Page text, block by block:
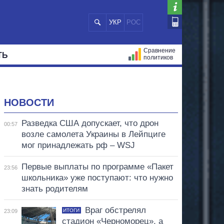
УКР РОС
Сравнение
политиков
НОВОСТИ
00:57
Разведка США допускает, что дрон
возле самолета Украины в Лейпциге
мог принадлежать рф – WSJ
23:56
Первые выплаты по программе «Пакет
школьника» уже поступают: что нужно
знать родителям
23:09 ИТОГИ
Враг обстрелял
стадион «Черноморец», а